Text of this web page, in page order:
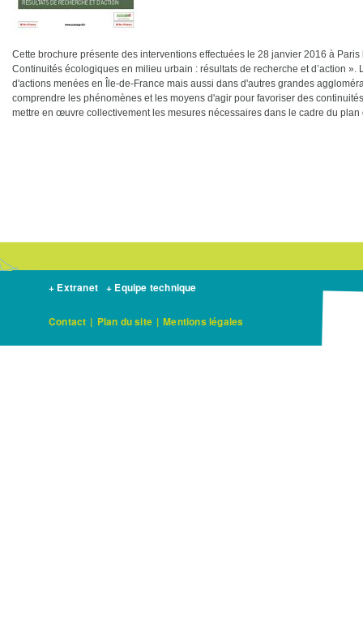
Cette brochure présente des interventions effectuées le 28 janvier 2016 à
Continuités écologiques en milieu urbain : résultats de recherche et d’action
d'actions menées en Île-de-France mais aussi dans d'autres grandes
comprendre les phénomènes et les moyens d'agir pour favoriser des
mettre en œuvre collectivement les mesures nécessaires dans le cadre du
+ Extranet + Equipe technique
Contact | Plan du site | Mentions légales